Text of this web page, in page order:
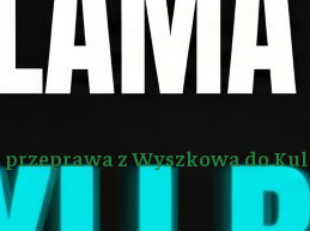
z Wyszkowa do